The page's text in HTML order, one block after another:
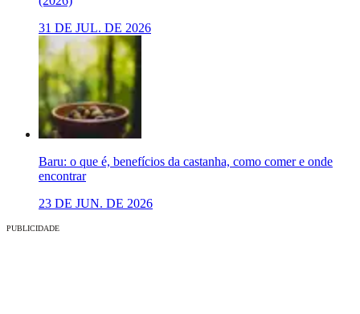
31 DE JUL. DE 2026
Baru: o que é, benefícios da castanha, como comer e onde
encontrar
23 DE JUN. DE 2026
PUBLICIDADE